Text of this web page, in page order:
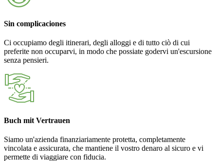
Sin complicaciones
Ci occupiamo degli itinerari, degli alloggi e di tutto ciò di cui
preferite non occuparvi, in modo che possiate godervi un'escursione
senza pensieri.
Buch mit Vertrauen
Siamo un'azienda finanziariamente protetta, completamente
vincolata e assicurata, che mantiene il vostro denaro al sicuro e vi
permette di viaggiare con fiducia.